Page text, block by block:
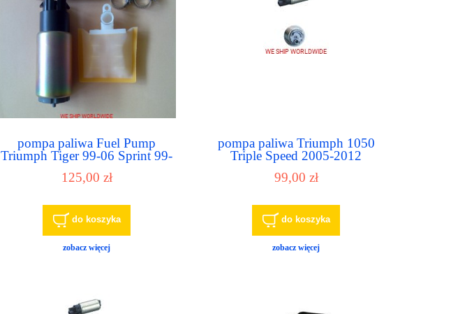
pompa paliwa Fuel Pump
Triumph Tiger 99-06 Sprint 99-
10 T1240103 T1240330
T1240421 furl pump
125,00 zł
do koszyka
zobacz więcej
pompa paliwa Triumph 1050
Triple Speed 2005-2012
99,00 zł
do koszyka
zobacz więcej